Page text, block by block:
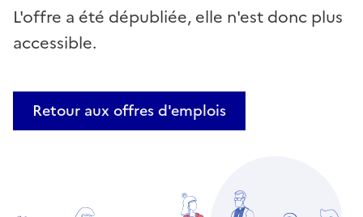
L'offre a été dépubliée, elle n'est donc plus
accessible.
Retour aux offres d'emplois